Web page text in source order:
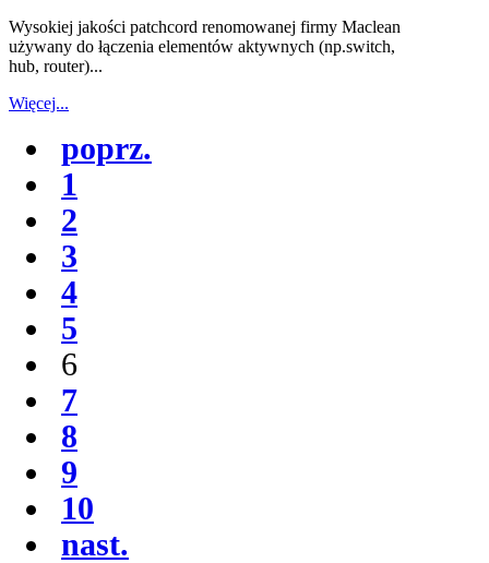
Wysokiej jakości patchcord renomowanej firmy Maclean
używany do łączenia elementów aktywnych (np.switch,
hub, router)...
Więcej...
poprz.
1
2
3
4
5
6
7
8
9
10
nast.